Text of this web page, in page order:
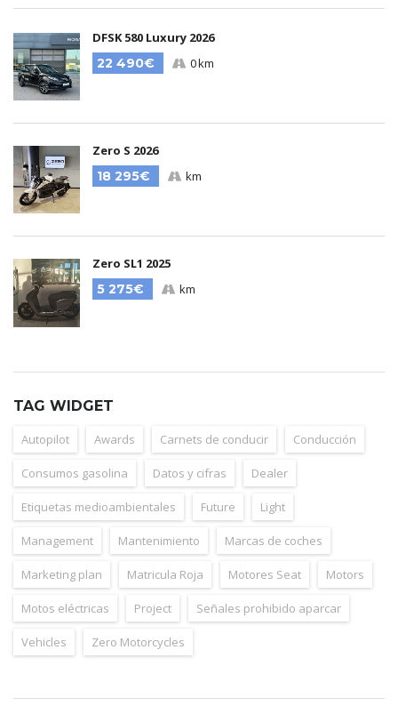
DFSK 580 Luxury 2026
22 490€
0 km
Zero S 2026
18 295€
km
Zero SL1 2025
5 275€
km
TAG WIDGET
Autopilot Awards Carnets de conducir Conducción
Consumos gasolina Datos y cifras Dealer
Etiquetas medioambientales Future Light
Management Mantenimiento Marcas de coches
Marketing plan Matricula Roja Motores Seat Motors
Motos eléctricas Project Señales prohibido aparcar
Vehicles Zero Motorcycles